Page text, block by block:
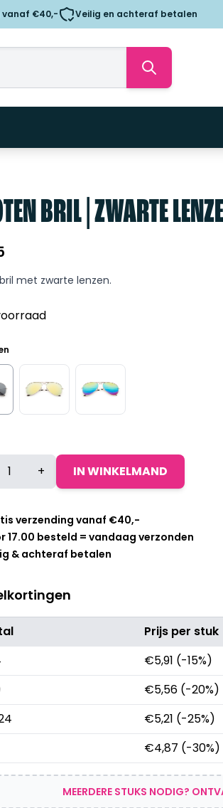
vanaf €40,- Veilig en achteraf betalen
BRIL | ZWARTE
met zwarte lenzen.
+ IN WINKELMAND
verzending vanaf €40,-
17.00 besteld = vandaag verzonden
& achteraf betalen
Prijs per stuk
€5,91 (-15%)
€5,56 (-20%)
€5,21 (-25%)
€4,87 (-30%)
MEERDERE STUKS NODIG?